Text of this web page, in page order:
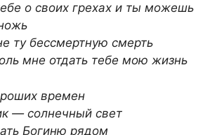
о своих грехах и ты можешь
ту бессмертную смерть
мне отдать тебе мою жизнь
времен
— солнечный свет
Богиню рядом